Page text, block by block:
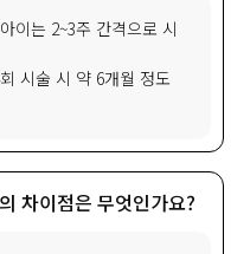
이는 2~3주 간격으로 시
시술 시 약 6개월 정도
차이점은 무엇인가요?